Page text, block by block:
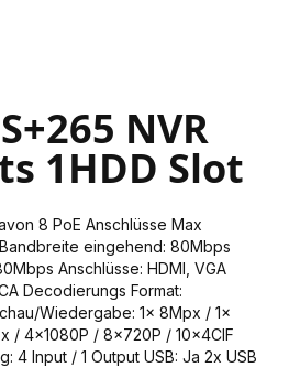
NVR
1HDD Slot
8 PoE Anschlüsse Max
eingehend: 80Mbps
Anschlüsse: HDMI, VGA
Decodierungs Format:
Wiedergabe: 1x 8Mpx / 1x
/ 4x1080P / 8x720P / 10x4CIF
4 Input / 1 Output USB: Ja 2x USB